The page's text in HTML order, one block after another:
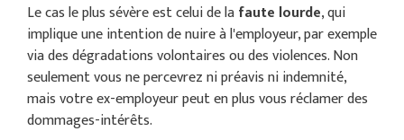
Le cas le plus sévère est celui de lafaute lourde, qui
implique une intention de nuire à l'employeur, par exemple
via des dégradations volontaires ou des violences. Non
seulement vous ne percevrez ni préavis ni indemnité,
mais votre ex-employeur peut en plus vous réclamer des
dommages-intérêts.